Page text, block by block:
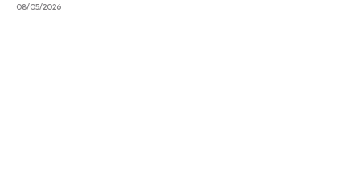
08/05/2026